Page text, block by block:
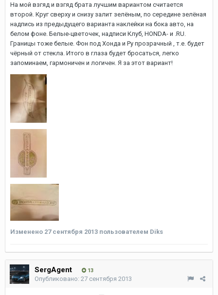
На мой взгяд и взгяд брата лучшим вариантом считается
второй. Круг сверху и снизу залит зелёным, по середине зелёная
надпись из предыдущего варианта наклейки на бока авто, на
белом фоне. Белые-цветочек, надписи Клуб, HONDA- и .RU.
Границы тоже белые. Фон под Хонда и Ру прозрачный , т.е. будет
чёрный от стекла. Итого в глаза будет бросаться, легко
запоминаем, гармоничен и логичен. Я за этот вариант!
Изменено 27 сентября 2013 пользователем Diks
SergAgent 13
Опубликовано: 27 сентября 2013